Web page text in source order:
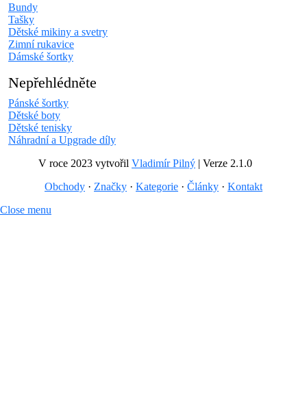
Bundy
Tašky
Dětské mikiny a svetry
Zimní rukavice
Dámské šortky
Nepřehlédněte
Pánské šortky
Dětské boty
Dětské tenisky
Náhradní a Upgrade díly
V roce 2023 vytvořil Vladimír Pilný | Verze 2.1.0
Obchody · Značky · Kategorie · Články · Kontakt
Close menu